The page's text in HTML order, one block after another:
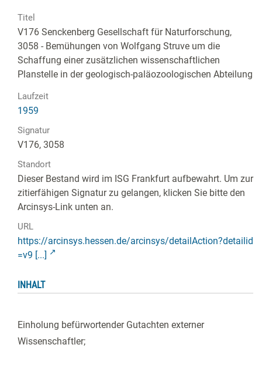
Titel
V176 Senckenberg Gesellschaft für Naturforschung,
3058 - Bemühungen von Wolfgang Struve um die
Schaffung einer zusätzlichen wissenschaftlichen
Planstelle in der geologisch-paläozoologischen Abteilung
Laufzeit
1959
Signatur
V176, 3058
Standort
Dieser Bestand wird im ISG Frankfurt aufbewahrt. Um zur
zitierfähigen Signatur zu gelangen, klicken Sie bitte den
Arcinsys-Link unten an.
URL
https://arcinsys.hessen.de/arcinsys/detailAction?detailid
=v9 [...]
INHALT
Einholung befürwortender Gutachten externer
Wissenschaftler;